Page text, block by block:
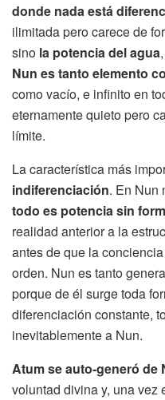
donde nada está
ilimitada pero carece de
sino la potencia del agua
Nun es tanto elemento
como vacío, e infinito en
eternamente quieto pero
límite.
La característica más
indiferenciación. En Nun
todo es potencia sin
realidad anterior a la
antes de que la
orden. Nun es tanto
porque de él surge toda
diferenciación constante,
inevitablemente a Nun.
Atum se auto-generó de
voluntad divina y, una vez